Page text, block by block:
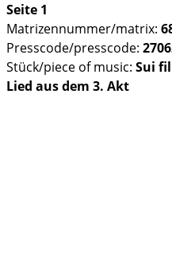
Seite 1
Matrizennummer/matrix:
Presscode/presscode:
Stück/piece of music: Sui
Lied aus dem 3. Akt